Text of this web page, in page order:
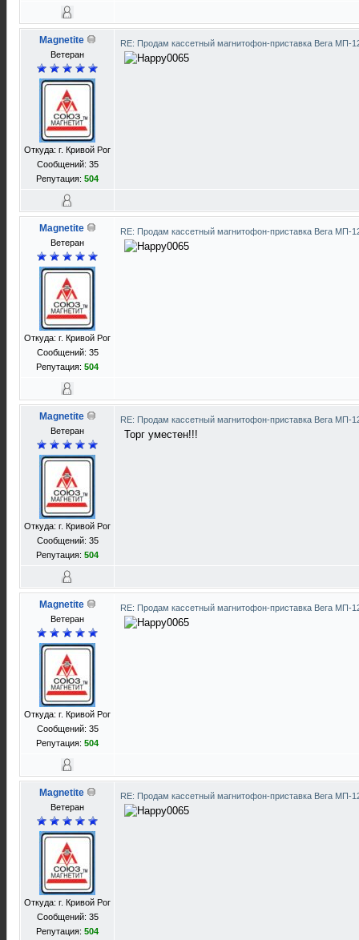
Magnetite
Ветеран
Откуда: г. Кривой Рог
Сообщений: 35
Репутация: 504
RE: Продам кассетный магнитофон-приставка Вега МП-
Magnetite
Ветеран
Откуда: г. Кривой Рог
Сообщений: 35
Репутация: 504
RE: Продам кассетный магнитофон-приставка Вега МП-
Magnetite
Ветеран
Откуда: г. Кривой Рог
Сообщений: 35
Репутация: 504
RE: Продам кассетный магнитофон-приставка Вега МП-
Торг уместен!!!
Magnetite
Ветеран
Откуда: г. Кривой Рог
Сообщений: 35
Репутация: 504
RE: Продам кассетный магнитофон-приставка Вега МП-
Magnetite
Ветеран
Откуда: г. Кривой Рог
Сообщений: 35
Репутация: 504
RE: Продам кассетный магнитофон-приставка Вега МП-